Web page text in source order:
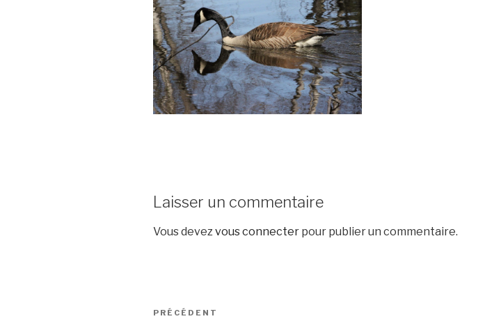
Laisser un commentaire
Vous devezvous connecter pour publier un commentaire.
Navigation
Article
PRÉCÉDENT